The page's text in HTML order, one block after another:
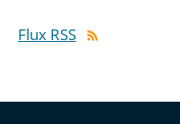
Flux RSS